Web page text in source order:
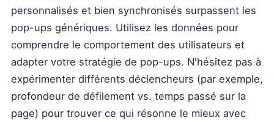
personnalisés et bien synchronisés surpassent les
pop-ups génériques. Utilisez les données pour
comprendre le comportement des utilisateurs et
adapter votre stratégie de pop-ups. N'hésitez pas à
expérimenter différents déclencheurs (par exemple,
profondeur de défilement vs. temps passé sur la
page) pour trouver ce qui résonne le mieux avec